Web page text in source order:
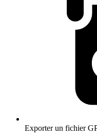
Exporter un fichier